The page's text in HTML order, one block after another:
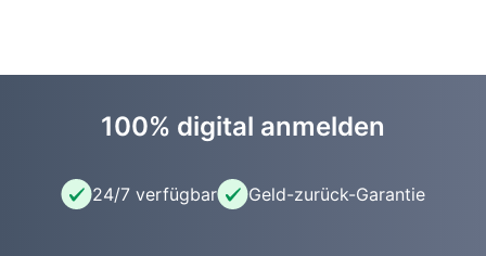
100% digital anmelden
24/7 verfügbar Geld-zurück-Garantie